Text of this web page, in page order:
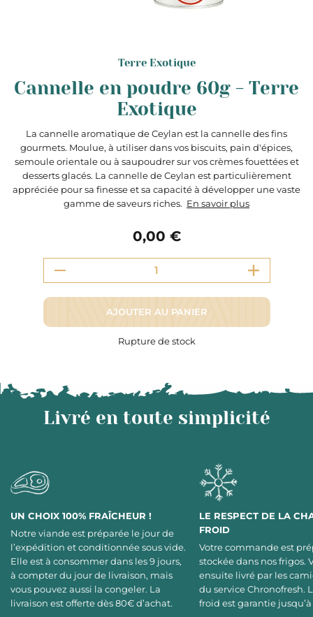
Terre Exotique
Cannelle en poudre 60g - Terre
Exotique
La cannelle aromatique de Ceylan est la cannelle des fins
gourmets. Moulue, à utiliser dans vos biscuits, pain d'épices,
semoule orientale ou à saupoudrer sur vos crèmes fouettées et
desserts glacés. La cannelle de Ceylan est particulièrement
appréciée pour sa finesse et sa capacité à développer une vaste
gamme de saveurs riches. En savoir plus
0,00 €
AJOUTER AU PANIER
Rupture de stock
Livré en toute simplicité
UN CHOIX 100% FRAÎCHEUR !
Notre viande est préparée le jour de
l’expédition et conditionnée sous vide.
Elle est à consommer dans les 9 jours,
à compter du jour de livraison, mais
vous pouvez aussi la congeler. La
livraison est offerte dès 80€ d’achat.
LE RESPECT DE LA
FROID
Votre commande est
stockée dans nos frigos.
ensuite livré par les
du service Chronofresh.
froid est garantie